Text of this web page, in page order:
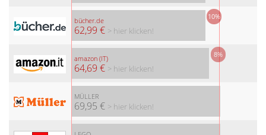
bücher.de
62,99 €
10%
> hier klicken!
amazon (IT)
64,69 €
8%
> hier klicken!
MÜLLER
69,95 € > hier klicken!